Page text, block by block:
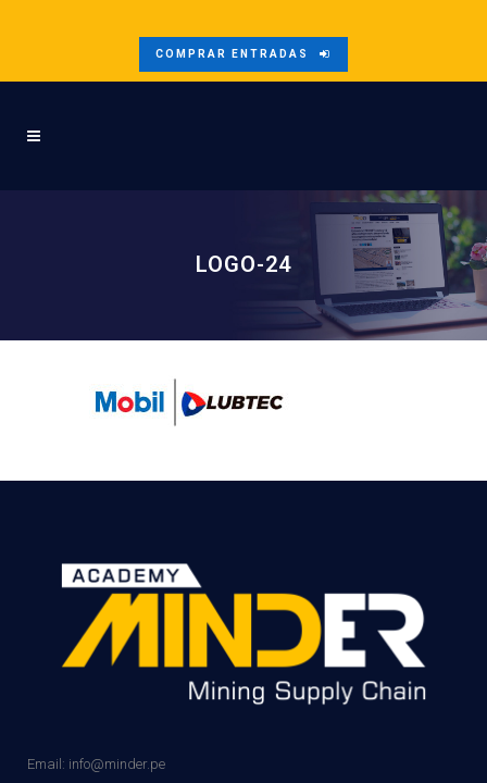
COMPRAR ENTRADAS
LOGO-24
Email: info@minder.pe